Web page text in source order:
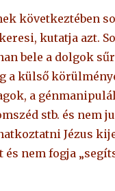
következtében
kutatja azt.
bele a dolgok
a külső
a
stb. és nem
Jézus
nem fogja